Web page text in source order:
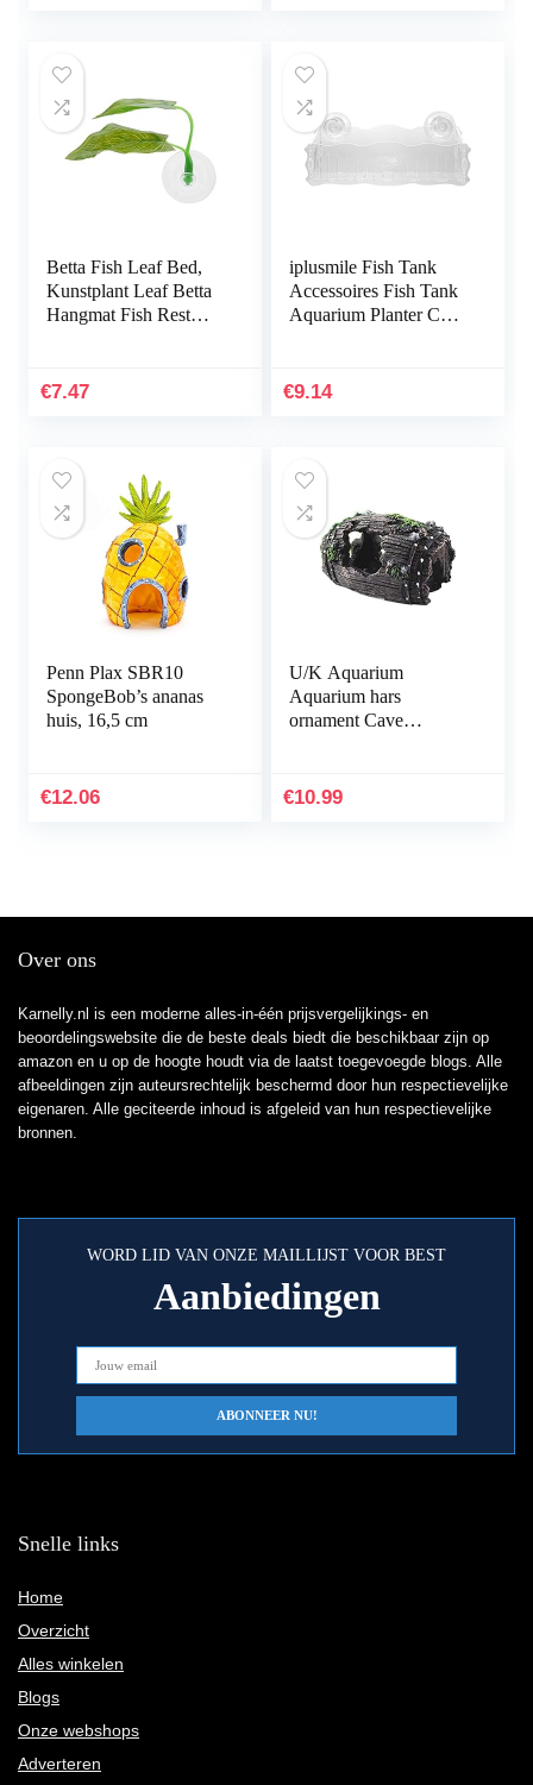
Betta Fish Leaf Bed,
Kunstplant Leaf Betta
Hangmat Fish Rest
€7.47
iplusmile Fish Tank
Accessoires Fish Tank
Aquarium Planter Cup
€9.14
Penn Plax SBR10
SpongeBob’s ananas
huis, 16,5 cm
€12.06
U/K Aquarium
Aquarium hars
ornament Cave
decor zwart M
€10.99
Over ons
Karnelly.nl is een moderne alles-in-één prijsvergelijkings- en
beoordelingswebsite die de beste deals biedt die beschikbaar zijn op
amazon en u op de hoogte houdt via de laatst toegevoegde blogs. Alle
afbeeldingen zijn auteursrechtelijk beschermd door hun respectievelijke
eigenaren. Alle geciteerde inhoud is afgeleid van hun respectievelijke
bronnen.
WORD LID VAN ONZE MAILLIJST VOOR BEST
Aanbiedingen
Snelle links
Home
Overzicht
Alles winkelen
Blogs
Onze webshops
Adverteren